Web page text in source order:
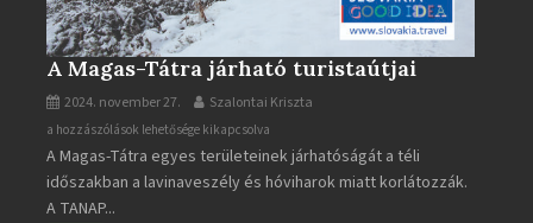
A Magas-Tátra járható turistaútjai
2024. november 27. Szalontai Kriszta
A
Magas-
Tátra
járható
a hozzászólások lehetősége kikapcsolva
A Magas-Tátra egyes területeinek járhatóságát a téli
időszakban a lavinaveszély és hóviharok miatt korlátozzák.
A TANAP...